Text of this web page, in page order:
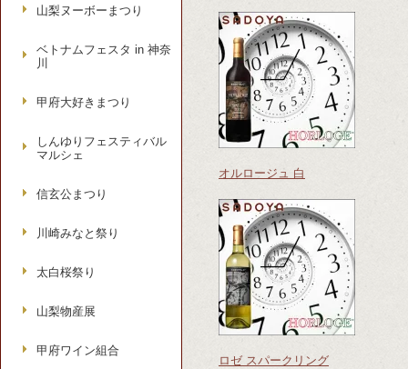
オルロージュ 白
ロゼ スパークリング
山梨ヌーボーまつり
ベトナムフェスタ in 神奈
川
甲府大好きまつり
しんゆりフェスティバル
マルシェ
信玄公まつり
川崎みなと祭り
太白桜祭り
山梨物産展
甲府ワイン組合